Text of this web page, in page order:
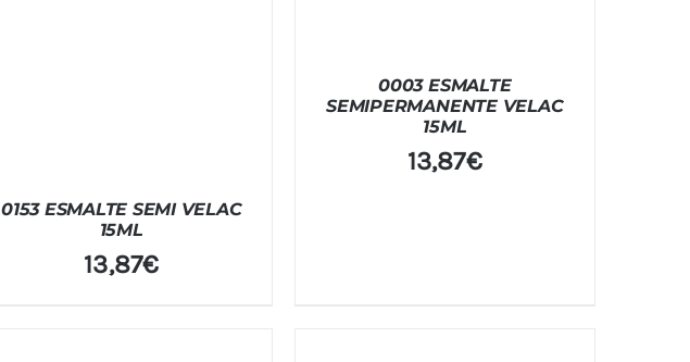
0153 ESMALTE SEMI VELAC
15ML
13,87€
0003 ESMALTE
SEMIPERMANENTE VELAC
15ML
13,87€